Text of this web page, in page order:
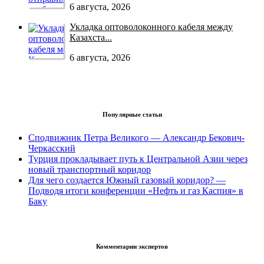
6 августа, 2026
Укладка оптоволоконного кабеля между
Казахста...
6 августа, 2026
Популярные статьи
Сподвижник Петра Великого — Александр Бекович-
Черкасский
Турция прокладывает путь к Центральной Азии через
новый транспортный коридор
Для чего создается Южный газовый коридор? —
Подводя итоги конференции «Нефть и газ Каспия» в
Баку
Комментарии экспертов